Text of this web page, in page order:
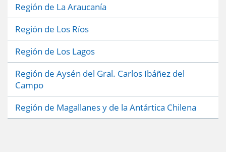
Región de La Araucanía
Región de Los Ríos
Región de Los Lagos
Región de Aysén del Gral. Carlos Ibáñez del
Campo
Región de Magallanes y de la Antártica Chilena